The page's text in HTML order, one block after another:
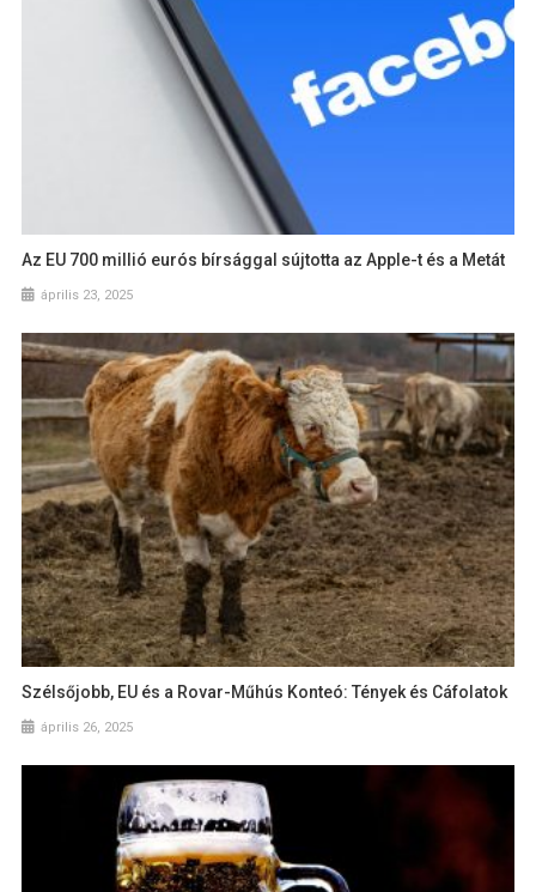
Az EU 700 millió eurós bírsággal sújtotta az Apple-t és a Metát
április 23, 2025
Szélsőjobb, EU és a Rovar-Műhús Konteó: Tények és Cáfolatok
április 26, 2025